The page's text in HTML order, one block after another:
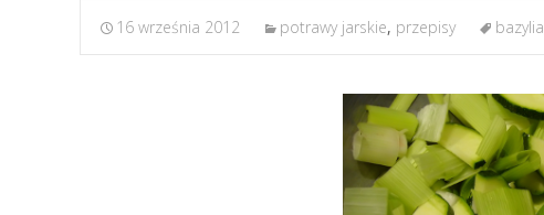
16 września 2012 potrawy jarskie, przepisy bazylia